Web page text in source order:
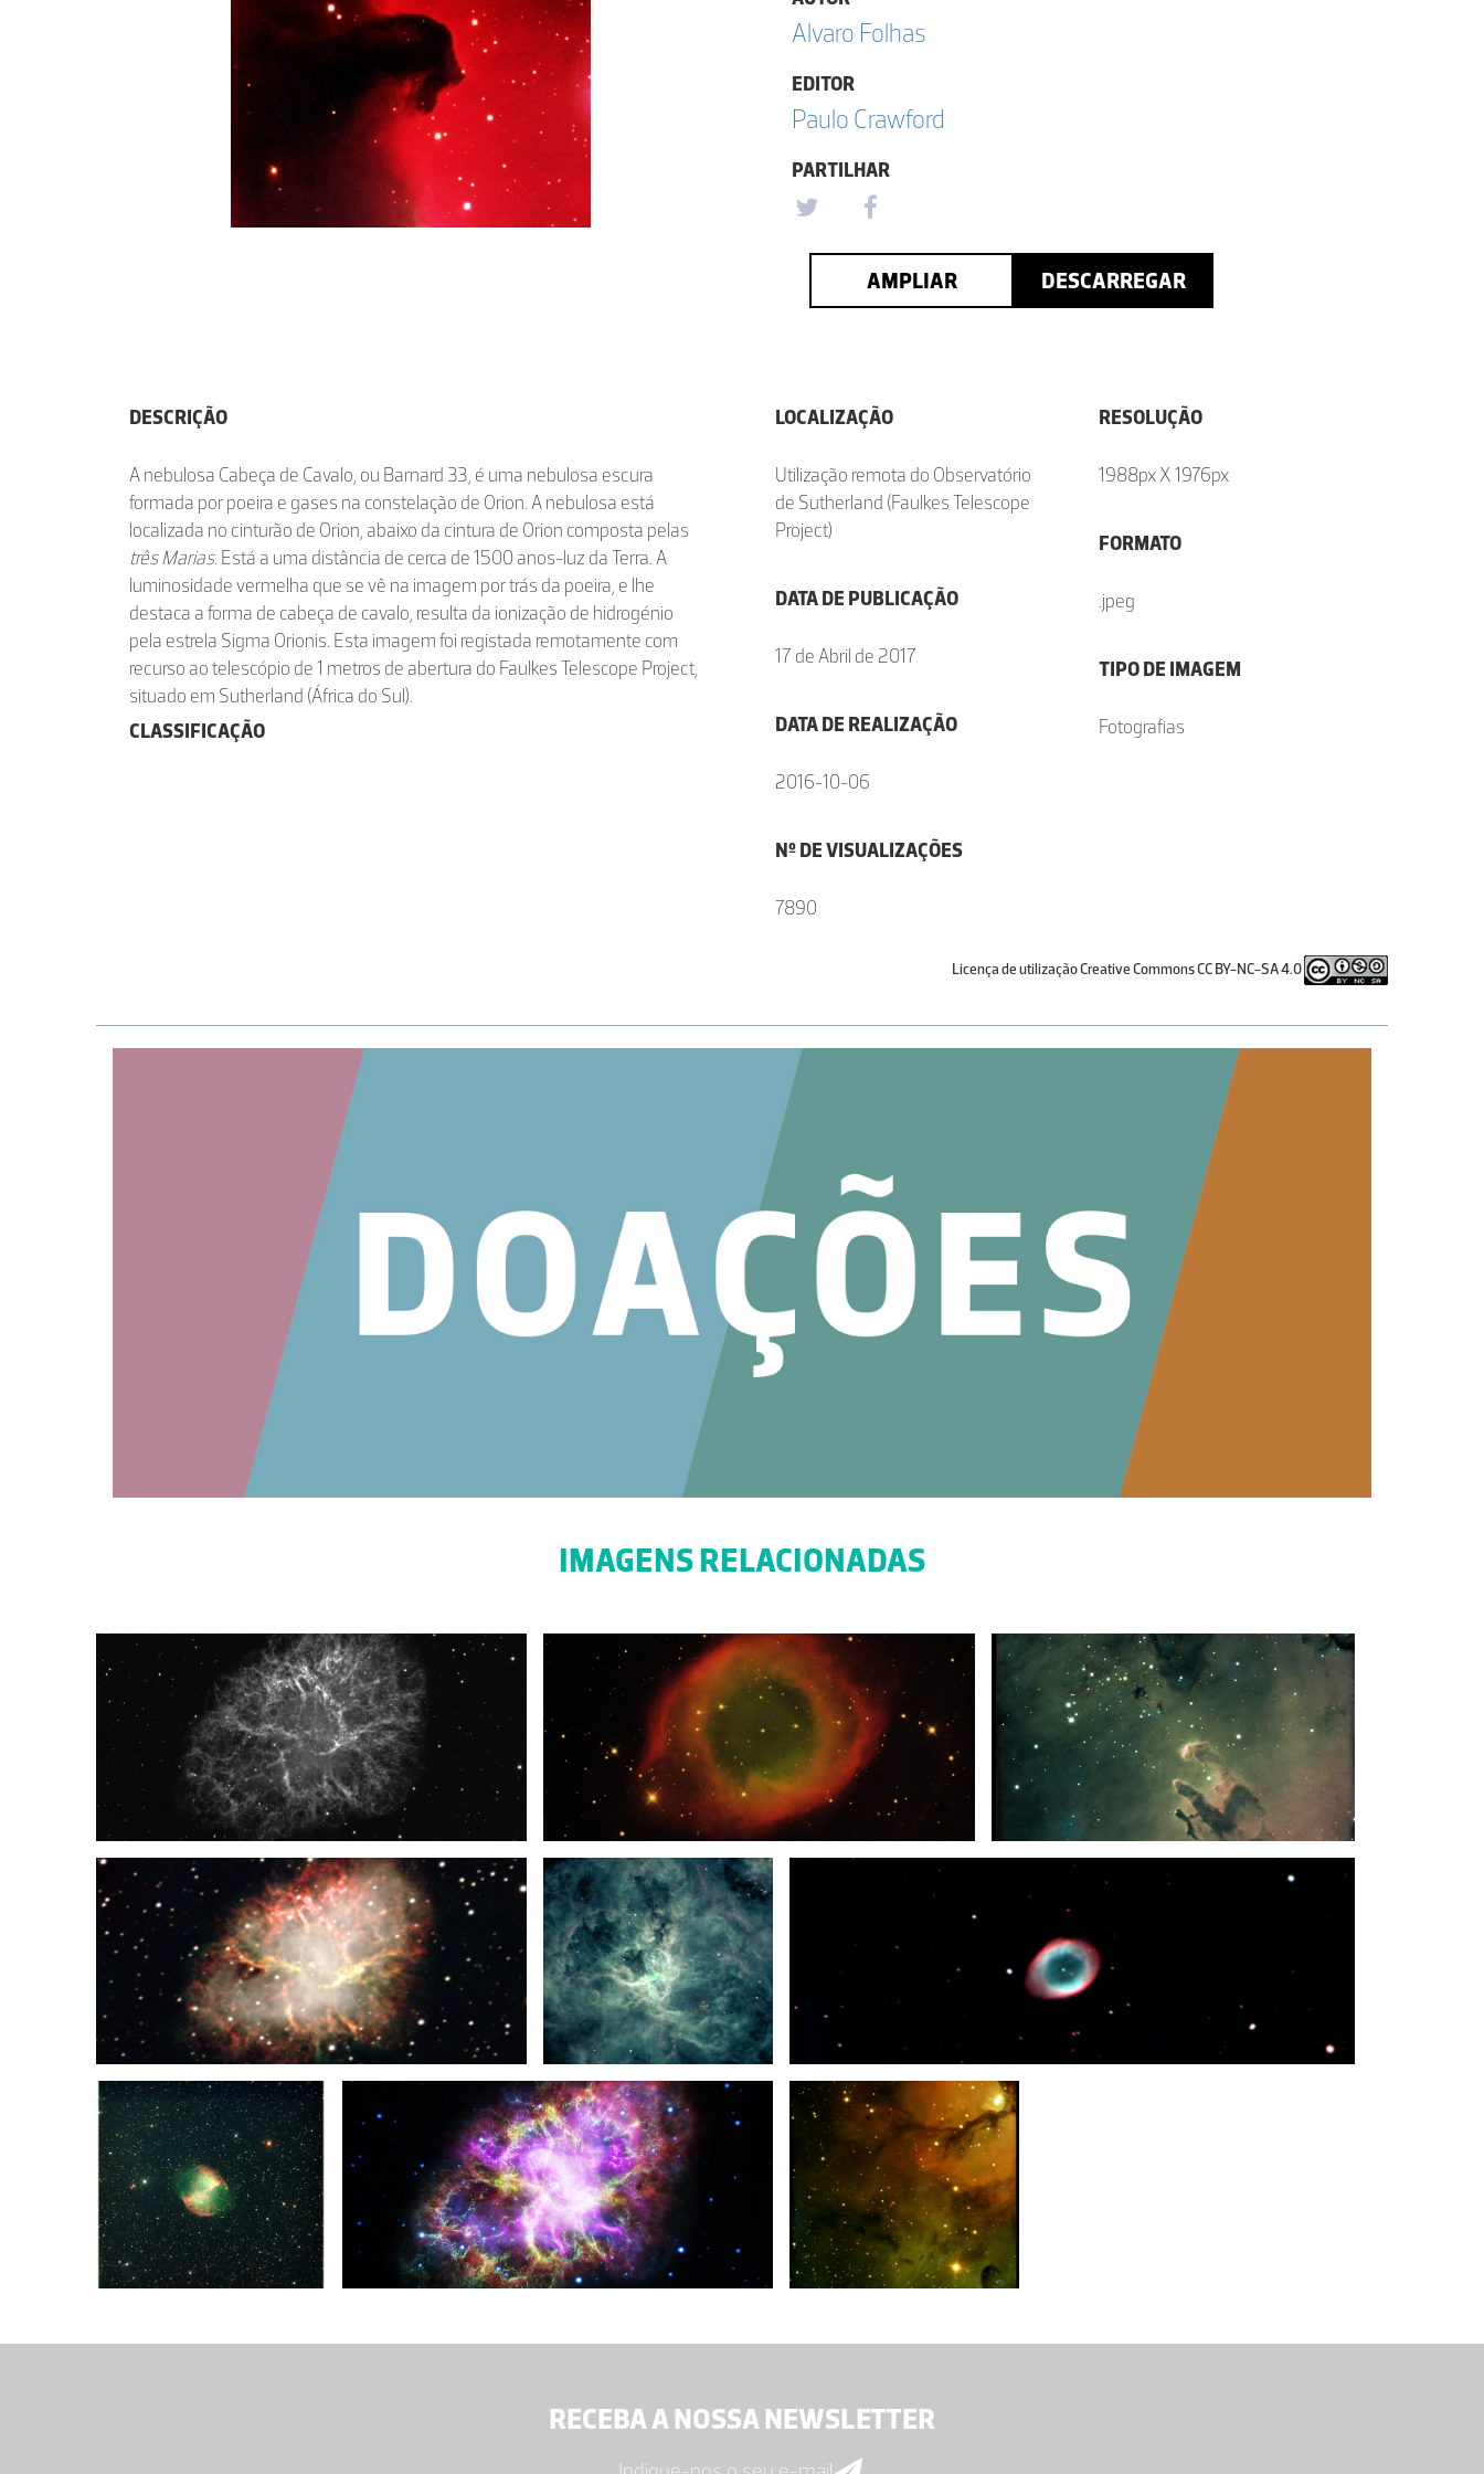
Alvaro Folhas
EDITOR
Paulo Crawford
PARTILHAR
AMPLIAR DESCARREGAR
DESCRIÇÃO
A nebulosa Cabeça de Cavalo, ou Barnard 33, é uma nebulosa escura
formada por poeira e gases na constelação de Orion. A nebulosa está
localizada no cinturão de Orion, abaixo da cintura de Orion composta pelas
três Marias. Está a uma distância de cerca de 1500 anos-luz da Terra. A
luminosidade vermelha que se vê na imagem por trás da poeira, e lhe
destaca a forma de cabeça de cavalo, resulta da ionização de hidrogénio
pela estrela Sigma Orionis. Esta imagem foi registada remotamente com
recurso ao telescópio de 1 metros de abertura do Faulkes Telescope Project,
situado em Sutherland (África do Sul).
CLASSIFICAÇÃO
LOCALIZAÇÃO
Utilização remota do Observatório
de Sutherland (Faulkes Telescope
Project)
DATA DE PUBLICAÇÃO
17 de Abril de 2017
DATA DE REALIZAÇÃO
2016-10-06
Nº DE VISUALIZAÇÕES
7890
RESOLUÇÃO
1988px X 1976px
FORMATO
.jpeg
TIPO DE IMAGEM
Fotografias
Licença de utilização Creative Commons CC BY-NC-SA 4.0
IMAGENS RELACIONADAS
RECEBA A NOSSA NEWSLETTER